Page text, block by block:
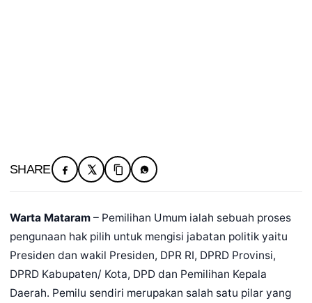
SHARE
Warta Mataram – Pemilihan Umum ialah sebuah proses
pengunaan hak pilih untuk mengisi jabatan politik yaitu
Presiden dan wakil Presiden, DPR RI, DPRD Provinsi,
DPRD Kabupaten/ Kota, DPD dan Pemilihan Kepala
Daerah. Pemilu sendiri merupakan salah satu pilar yang